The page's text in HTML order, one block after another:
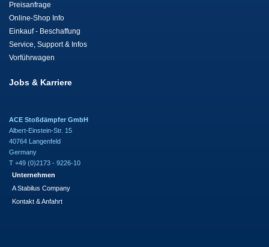
Preisanfrage
Online-Shop Info
Einkauf - Beschaffung
Service, Support & Infos
Vorführwagen
Jobs & Karriere
ACE Stoßdämpfer GmbH
Albert-Einstein-Str. 15
40764 Langenfeld
Germany
T +49 (0)2173 - 9226-10
Unternehmen
A Stabilus Company
Kontakt & Anfahrt